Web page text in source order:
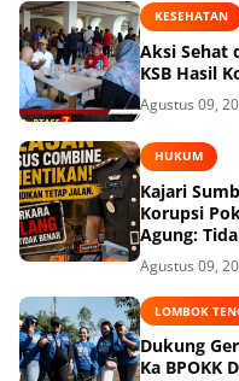
KESEHATAN
Aksi Sehat
KSB Hasil
Agustus 09,
HUKUM
Kajari
Korupsi
Agung:
Agustus 09,
LOMBOK
Dukung
Ka BPOKK